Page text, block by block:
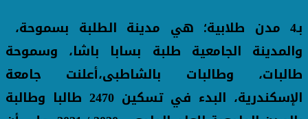
والمدينة الجامعية طلبة بسابا باشا، وسموحة
طالبات، وطالبات بالشاطبى،أعلنت جامعة
الإسكندرية، البدء في تسكين 2470 طالبا وطالبة